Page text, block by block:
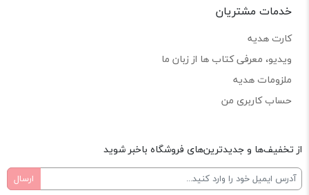
خدمات مشتریان
کارت هدیه
ویدیو، معرفی کتاب ها از زبان ما
ملزومات هدیه
حساب کاربری من
از تخفیف‌ها و جدیدترین‌های فروشگاه باخبر شوید